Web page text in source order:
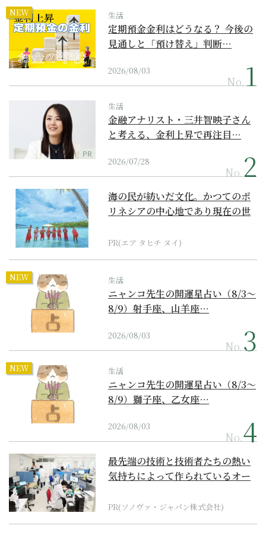
NEW 生活
定期預金金利はどうなる？ 今後の
見通しと「預け替え」判断…
2026/08/03
No.
PR
生活
金融アナリスト・三井智映子さん
と考える、金利上昇で再注目…
2026/07/28
No.
海の民が紡いだ文化。かつてのポ
リネシアの中心地であり現在の世
PR(エア タヒチ ヌイ)
NEW 生活
ニャンコ先生の開運星占い（8/3～
8/9）射手座、山羊座…
2026/08/03
No.
NEW 生活
ニャンコ先生の開運星占い（8/3～
8/9）獅子座、乙女座…
2026/08/03
No.
最先端の技術と技術者たちの熱い
気持ちによって作られているオー
PR(ソノヴァ・ジャパン株式会社)